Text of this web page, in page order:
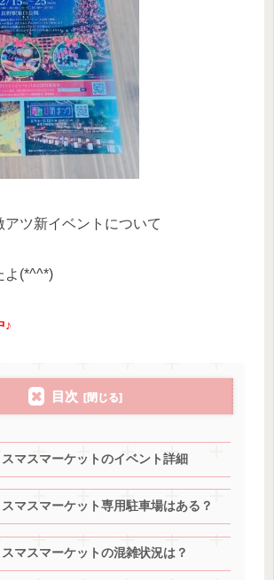
アツ新イベントについて
よ(*^^*)
♪
目次
マスマーケットのイベント詳細
マスマーケット専用駐車場はある？
マスマーケットの混雑状況は？